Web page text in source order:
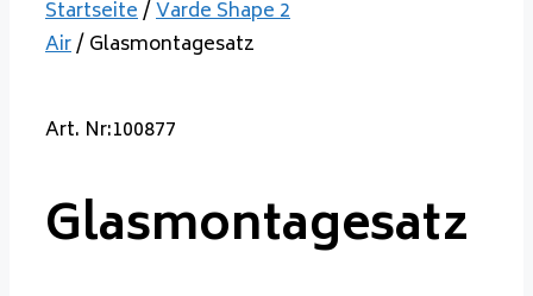
Startseite/Varde Shape 2
Air/ Glasmontagesatz
Art. Nr:100877
Glasmontagesatz